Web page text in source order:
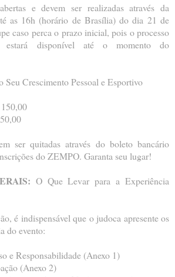
e devem ser realizadas através da
as 16h (horário de Brasília) do dia 21 de
caso perca o prazo inicial, pois o processo
estará disponível até o momento do
Seu Crescimento Pessoal e Esportivo
ser quitadas através do boleto bancário
do ZEMPO. Garanta seu lugar!
O Que Levar para a Experiência
é indispensável que o judoca apresente os
do evento:
e Responsabilidade (Anexo 1)
(Anexo 2)